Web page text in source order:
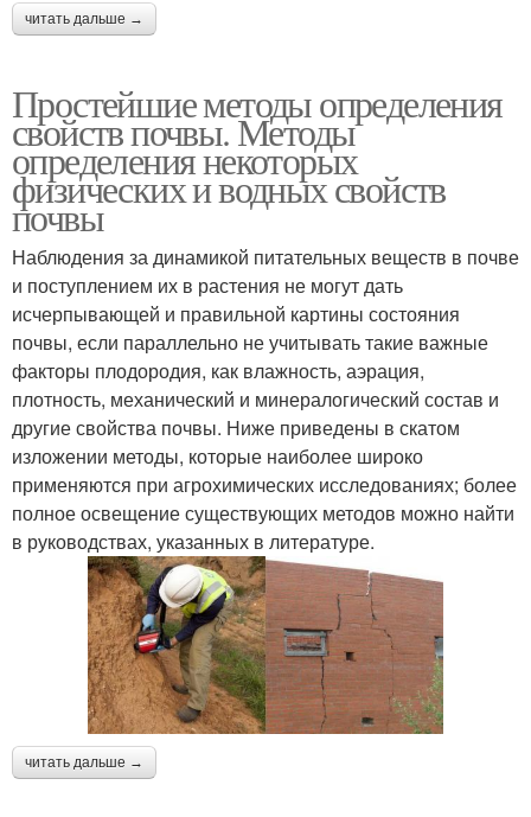
читать дальше →
Простейшие методы определения
свойств почвы. Методы
определения некоторых
физических и водных свойств
почвы
Наблюдения за динамикой питательных веществ в почве
и поступлением их в растения не могут дать
исчерпывающей и правильной картины состояния
почвы, если параллельно не учитывать такие важные
факторы плодородия, как влажность, аэрация,
плотность, механический и минералогический состав и
другие свойства почвы. Ниже приведены в скатом
изложении методы, которые наиболее широко
применяются при агрохимических исследованиях; более
полное освещение существующих методов можно найти
в руководствах, указанных в литературе.
читать дальше →